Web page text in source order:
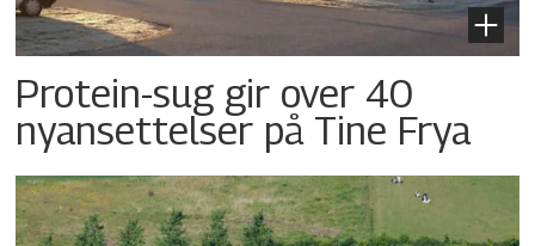
Protein-sug gir over 40
nyansettelser på Tine Frya